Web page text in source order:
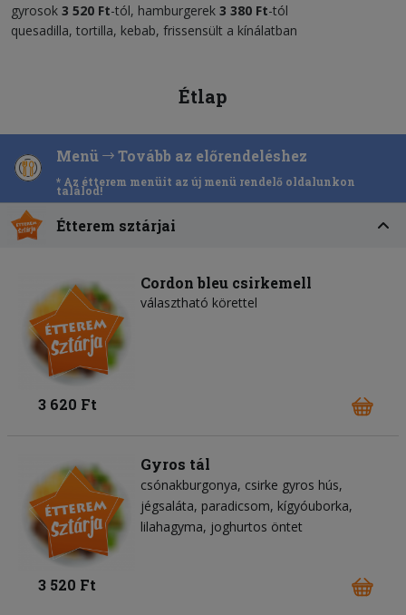
gyrosok 3 520 Ft-tól, hamburgerek 3 380 Ft-tól
quesadilla, tortilla, kebab, frissensült a kínálatban
Étlap
Menü Tovább az előrendeléshez
* Az étterem menüit az új menü rendelő oldalunkon
találod!
Étterem sztárjai
Cordon bleu csirkemell
választható körettel
3 620 Ft
Gyros tál
csónakburgonya csirke gyros hús
jégsaláta paradicsom kígyóuborka
lilahagyma joghurtos öntet
3 520 Ft